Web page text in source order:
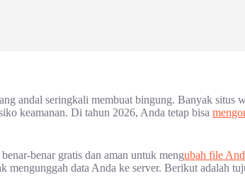
andal seringkali membuat bingung. Banyak situs
keamanan. Di tahun 2026, Anda tetap bisa
benar gratis dan aman untuk mengubah file
mengunggah data Anda ke server. Berikut adalah